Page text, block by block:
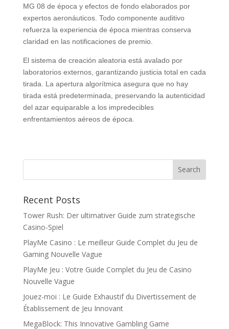
MG 08 de época y efectos de fondo elaborados por
expertos aeronáuticos. Todo componente auditivo
refuerza la experiencia de época mientras conserva
claridad en las notificaciones de premio.
El sistema de creación aleatoria está avalado por
laboratorios externos, garantizando justicia total en cada
tirada. La apertura algorítmica asegura que no hay
tirada está predeterminada, preservando la autenticidad
del azar equiparable a los impredecibles
enfrentamientos aéreos de época.
Recent Posts
Tower Rush: Der ultimativer Guide zum strategische
Casino-Spiel
PlayMe Casino : Le meilleur Guide Complet du Jeu de
Gaming Nouvelle Vague
PlayMe Jeu : Votre Guide Complet du Jeu de Casino
Nouvelle Vague
Jouez-moi : Le Guide Exhaustif du Divertissement de
Établissement de Jeu Innovant
MegaBlock: This Innovative Gambling Game